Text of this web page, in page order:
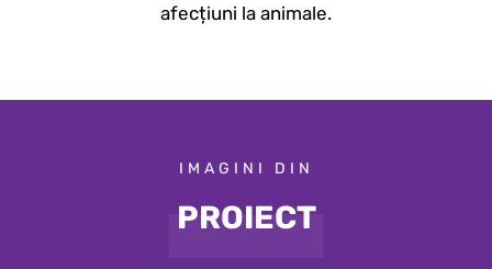
afecțiuni la animale.
IMAGINI DIN
PROIECT